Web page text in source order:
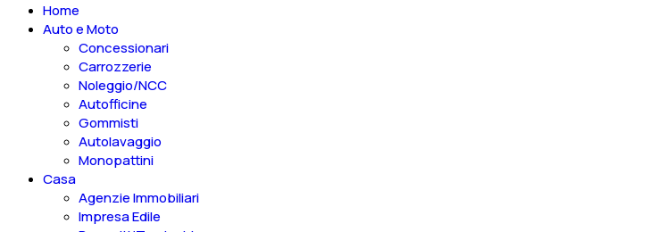
Home
Auto e Moto
Concessionari
Carrozzerie
Noleggio/NCC
Autofficine
Gommisti
Autolavaggio
Monopattini
Casa
Agenzie Immobiliari
Impresa Edile